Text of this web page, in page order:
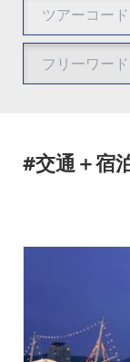
#交通＋宿